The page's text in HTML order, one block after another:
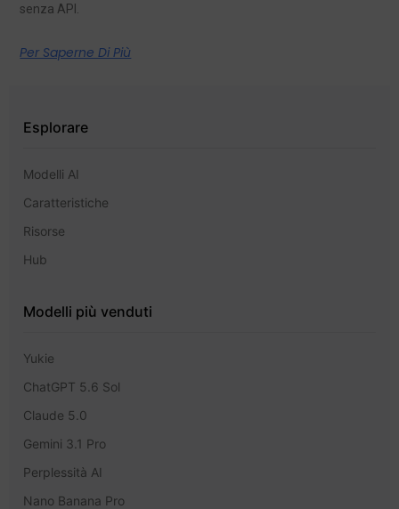
senza API.
Per Saperne Di Più
Esplorare
Modelli AI
Caratteristiche
Risorse
Hub
Modelli più venduti
Yukie
ChatGPT 5.6 Sol
Claude 5.0
Gemini 3.1 Pro
Perplessità AI
Nano Banana Pro